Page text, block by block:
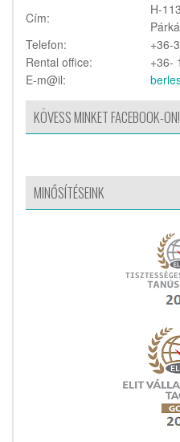
Cím:
H-
Telefon:
+36-
Rental office:
+36-
E-m@il:
KÖVESS MINKET FACEBOOK-ON!
MINŐSÍTÉSEINK